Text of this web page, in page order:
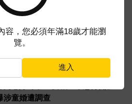
容，您必須年滿18歲才能瀏
覽。
進入
：伊朗警告波灣國家 美再動武恐
區域能源設施
涉童婚遭調查